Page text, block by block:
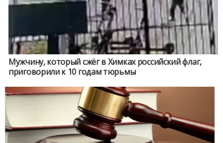
Мужчину, который сжёг в Химках российский флаг,
приговорили к 10 годам тюрьмы